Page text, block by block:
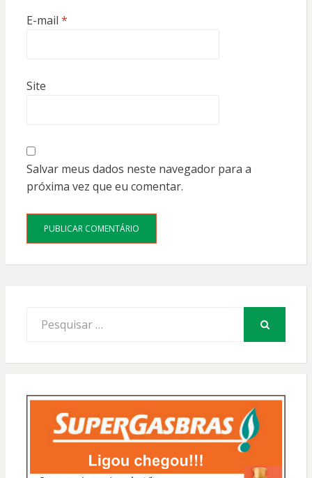
E-mail *
Site
Salvar meus dados neste navegador para a
próxima vez que eu comentar.
por: